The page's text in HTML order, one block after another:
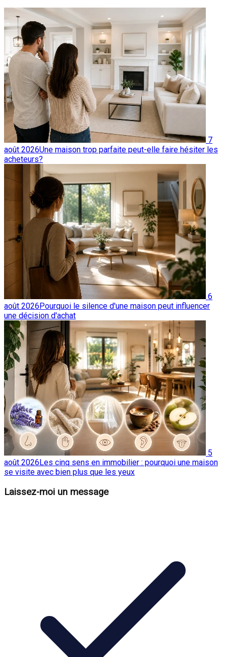
7
août 2026Une maison trop parfaite peut-elle faire hésiter les
acheteurs?
6
août 2026Pourquoi le silence d'une maison peut influencer
une décision d'achat
5
août 2026Les cinq sens en immobilier : pourquoi une maison
se visite avec bien plus que les yeux
Laissez-moi un message